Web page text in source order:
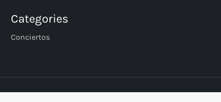
Categories
Conciertos